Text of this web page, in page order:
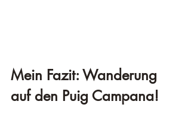
Mein Fazit: Wanderung
auf den Puig Campana!